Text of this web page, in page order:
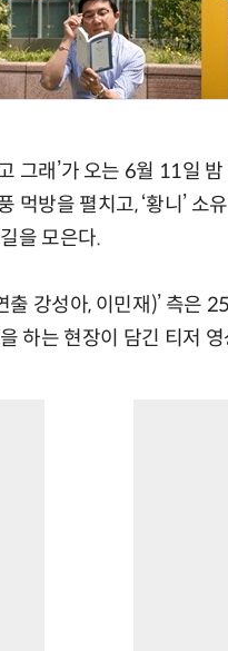
그래’가 오는 6월 11일
먹방을 펼치고, ‘황니’
을 모은다.
출 강성아, 이민재)’ 측은
하는 현장이 담긴 티저